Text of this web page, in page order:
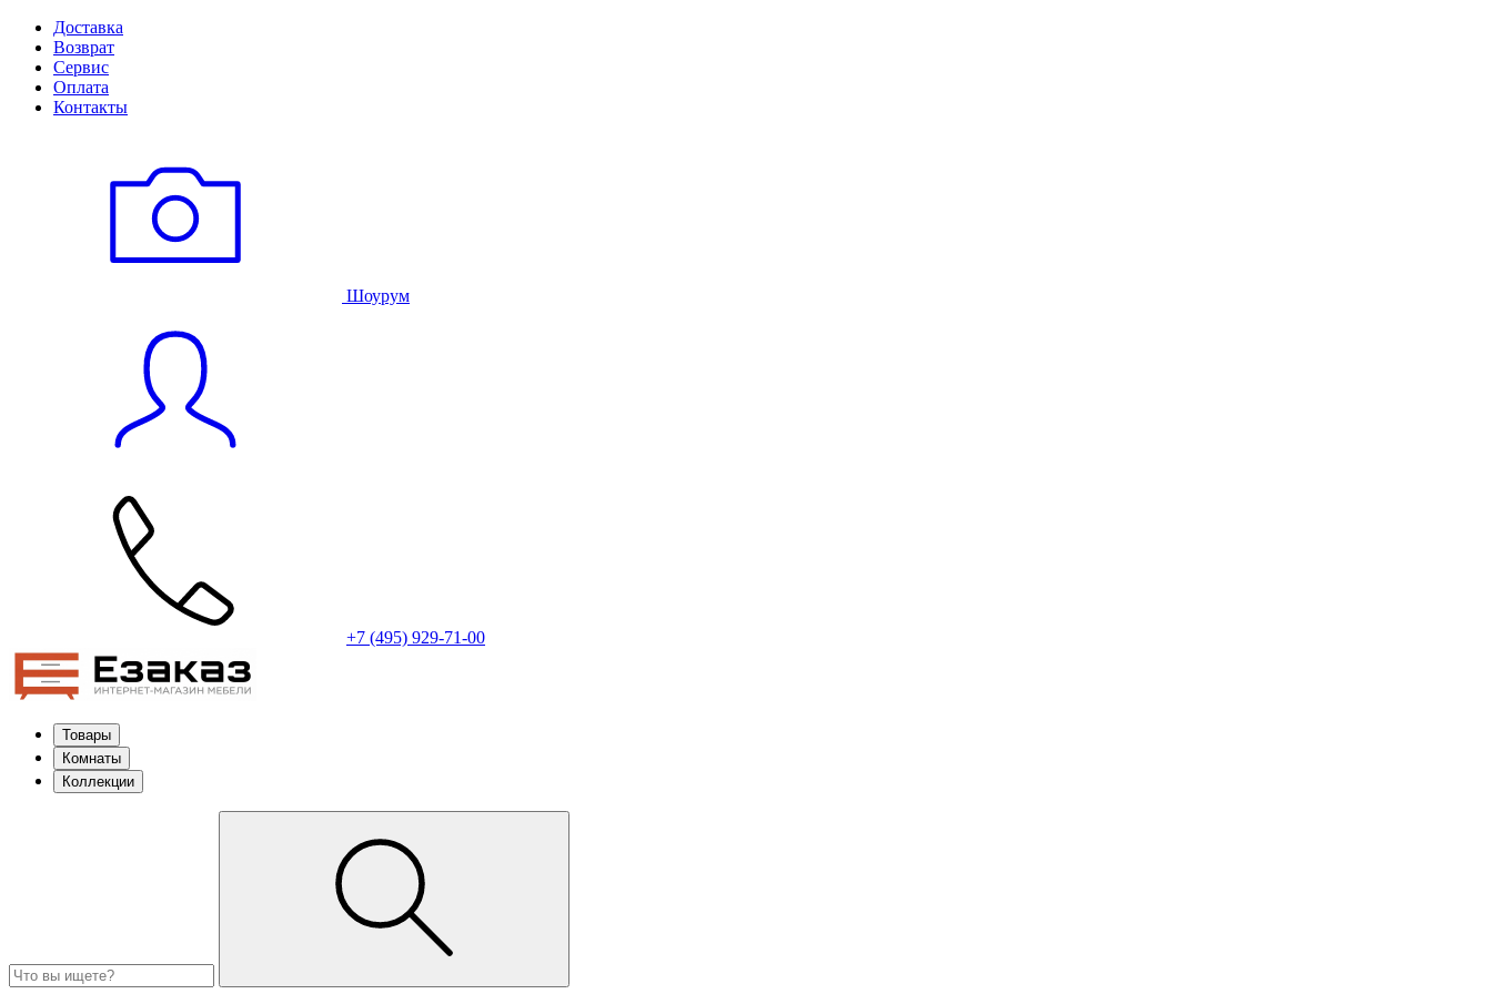
Доставка
Возврат
Сервис
Оплата
Контакты
Шоурум
+7 (495) 929-71-00
Товары
Комнаты
Коллекции